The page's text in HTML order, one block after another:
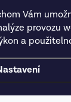
Vám
provozu
a
. Všechna